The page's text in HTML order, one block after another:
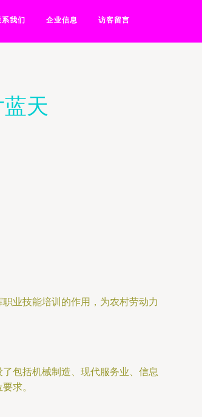
系我们 企业信息 访客留言
天
业技能培训的作用，为农村劳动力
包括机械制造、现代服务业、信息
求。